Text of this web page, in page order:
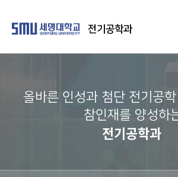
전기공학과
올바른 인성과 첨단 전기공
참인재를 양성하
전기공학과